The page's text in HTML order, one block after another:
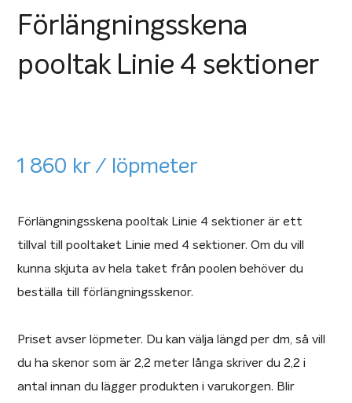
Förlängningsskena
pooltak Linie 4 sektioner
1 860 kr / löpmeter
Förlängningsskena pooltak Linie 4 sektioner är ett
tillval till pooltaket Linie med 4 sektioner. Om du vill
kunna skjuta av hela taket från poolen behöver du
beställa till förlängningsskenor.
Priset avser löpmeter. Du kan välja längd per dm, så vill
du ha skenor som är 2,2 meter långa skriver du 2,2 i
antal innan du lägger produkten i varukorgen. Blir